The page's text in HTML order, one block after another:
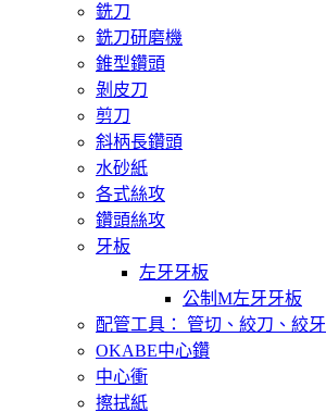
銑刀
銑刀研磨機
錐型鑽頭
剝皮刀
剪刀
斜柄長鑽頭
水砂紙
各式絲攻
鑽頭絲攻
牙板
左牙牙板
公制M左牙牙板
配管工具： 管切、絞刀、絞牙
OKABE中心鑽
中心衝
擦拭紙